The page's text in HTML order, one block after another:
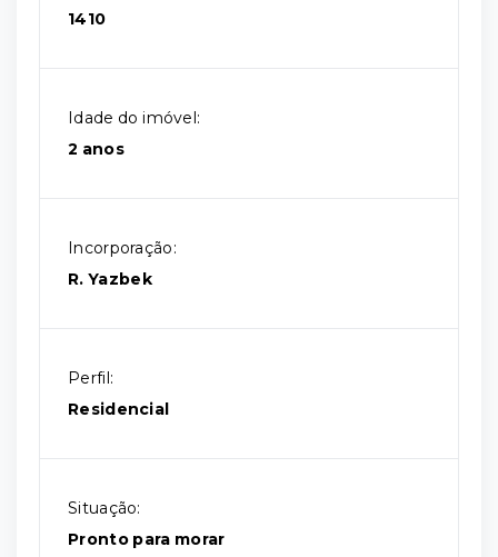
1410
Idade do imóvel:
2 anos
Incorporação:
R. Yazbek
Perfil:
Residencial
Situação:
Pronto para morar